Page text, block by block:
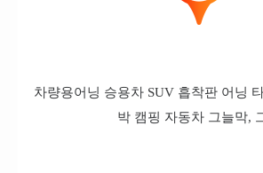
차량용어닝 승용차 SUV 흡착판 어닝
박 캠핑 자동차 그늘막,